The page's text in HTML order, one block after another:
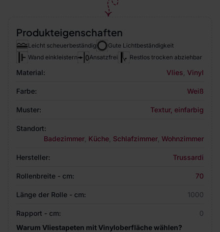
Produkteigenschaften
Leicht scheuerbeständig
Gute Lichtbeständigkeit
Wand einkleistern
Ansatzfrei Restlos trocken abziehbar
Material: Vlies Vinyl
Farbe: Weiß
Muster: Textur, einfarbig
Standort:
Badezimmer Küche Schlafzimmer Wohnzimmer
Hersteller: Trussardi
Rollenbreite - cm: 70
Länge der Rolle - cm: 1000
Rapport - cm:
0
Warum Vliestapeten mit Vinyloberfläche wählen?